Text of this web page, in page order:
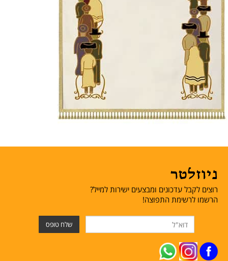
ניוזלטר
רוצים לקבל עדכונים ומבצעים ישירות למייל?
הרשמו לרשימת התפוצה!